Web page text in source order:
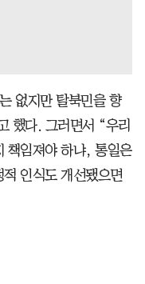
없지만 탈북민을 향
했다. 그러면서 “우리
책임져야 하냐, 통일은
인식도 개선됐으면